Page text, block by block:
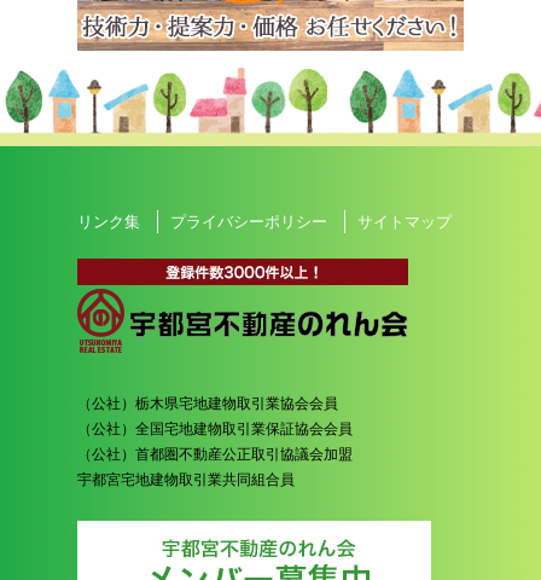
リンク集 プライバシーポリシー サイトマップ
（公社）栃木県宅地建物取引業協会会員
（公社）全国宅地建物取引業保証協会会員
（公社）首都圏不動産公正取引協議会加盟
宇都宮宅地建物取引業共同組合員